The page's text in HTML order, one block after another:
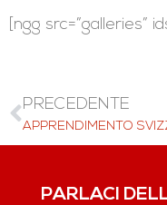
[ngg src=”galleries”
PRECEDENTE
APPRENDIMENTO
PARLACI